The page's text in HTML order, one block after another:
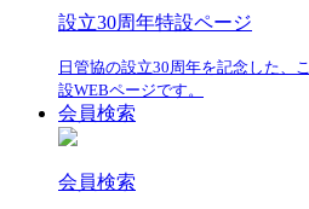
設立30周年特設ページ
日管協の設立30周年を記念した、
設WEBページです。
会員検索
会員検索